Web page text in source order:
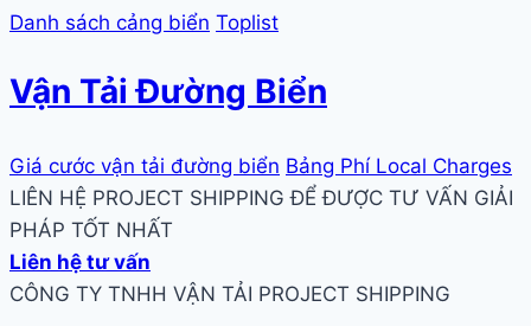
Danh sách cảng biển Toplist
Vận Tải Đường Biển
Giá cước vận tải đường biển Bảng Phí Local Charges
LIÊN HỆ PROJECT SHIPPING ĐỂ ĐƯỢC TƯ VẤN GIẢI
PHÁP TỐT NHẤT
Liên hệ tư vấn
CÔNG TY TNHH VẬN TẢI PROJECT SHIPPING